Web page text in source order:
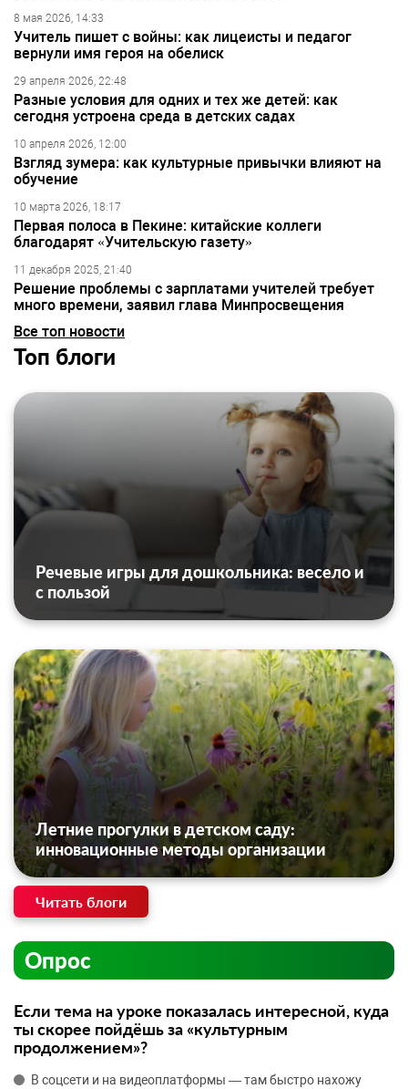
8 мая 2026, 14:33
Учитель пишет с войны: как лицеисты и педагог
вернули имя героя на обелиск
29 апреля 2026, 22:48
Разные условия для одних и тех же детей: как
сегодня устроена среда в детских садах
10 апреля 2026, 12:00
Взгляд зумера: как культурные привычки влияют на
обучение
10 марта 2026, 18:17
Первая полоса в Пекине: китайские коллеги
благодарят «Учительскую газету»
11 декабря 2025, 21:40
Решение проблемы с зарплатами учителей требует
много времени, заявил глава Минпросвещения
Все топ новости
Топ блоги
Речевые игры для дошкольника: весело и
с пользой
Летние прогулки в детском саду:
инновационные методы организации
Читать блоги
Опрос
Если тема на уроке показалась интересной, куда
ты скорее пойдёшь за «культурным
продолжением»?
В соцсети и на видеоплатформы — там быстро нахожу